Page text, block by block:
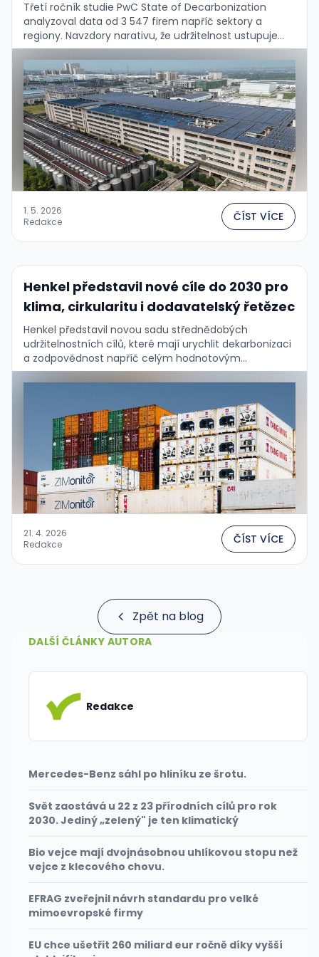
Třetí ročník studie PwC State of Decarbonization
analyzoval data od 3 547 firem napříč sektory a
regiony. Navzdory narativu, že udržitelnost ustupuje
pod politickým tlakem, drtivá většina firem své
klimatické …
1. 5. 2026
Redakce
ČÍST VÍCE
Henkel představil nové cíle do 2030 pro
klima, cirkularitu i dodavatelský řetězec
Henkel představil novou sadu střednědobých
udržitelnostních cílů, které mají urychlit dekarbonizaci
a zodpovědnost napříč celým hodnotovým
řetězcem:...
21. 4. 2026
Redakce
ČÍST VÍCE
Zpět na blog
DALŠÍ ČLÁNKY AUTORA
Redakce
Mercedes-Benz sáhl po hliníku ze šrotu.
Svět zaostává u 22 z 23 přírodních cílů pro rok
2030. Jediný „zelený" je ten klimatický
Bio vejce mají dvojnásobnou uhlíkovou stopu než
vejce z klecového chovu.
EFRAG zveřejnil návrh standardu pro velké
mimoevropské firmy
EU chce ušetřit 260 miliard eur ročně díky vyšší